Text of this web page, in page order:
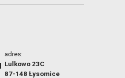
adres:
Lulkowo 23C
87-148 Łysomice